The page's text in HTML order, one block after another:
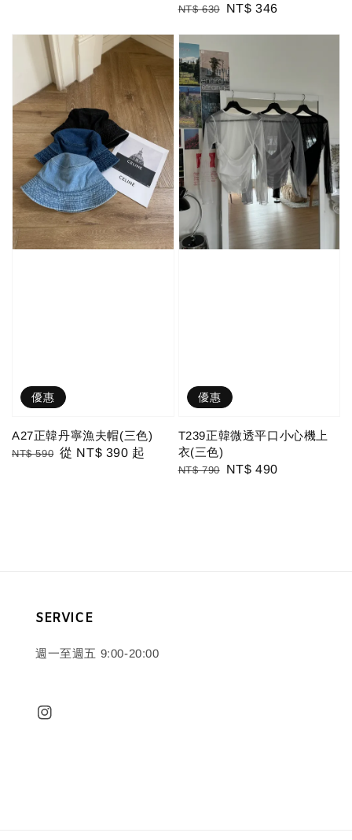
Regular
NT$ 630
Sale
NT$ 346
優惠
A27正韓丹寧漁夫帽(三色)
Regular
NT$ 590 Sale
從 NT$ 390 起
優惠
T239正韓微透平口小心機上
衣(三色)
Regular
NT$ 790
Sale
NT$ 490
SERVICE
週一至週五 9:00-20:00